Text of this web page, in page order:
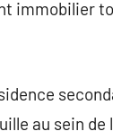
immobilier
au sein de